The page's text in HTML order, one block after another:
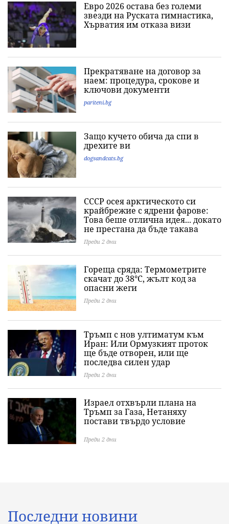
Евро 2026 остава без големи
звезди на Руската гимнастика,
Хърватия им отказа визи
Прекратяване на договор за
наем: процедура, срокове и
ключови документи
pariteni.bg
Защо кучето обича да спи в
дрехите ви
dogsandcats.bg
СССР осея арктическото си
крайбрежие с ядрени фарове:
Това беше отлична идея... докато
не престана да бъде такава
Преди 2 дни
Гореща сряда: Термометрите
скачат до 38°C, жълт код за
опасни жеги
Преди 2 дни
Тръмп с нов ултиматум към
Иран: Или Ормузкият проток
ще бъде отворен, или ще
последва силен удар
Преди 2 дни
Израел отхвърли плана на
Тръмп за Газа, Нетаняху
постави твърдо условие
Преди 2 дни
Последни новини